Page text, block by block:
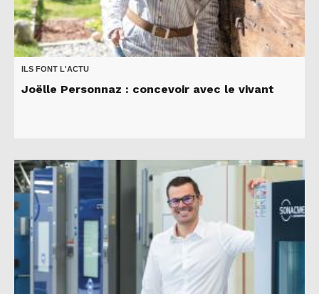
ILS FONT L'ACTU
Joëlle Personnaz : concevoir avec le vivant